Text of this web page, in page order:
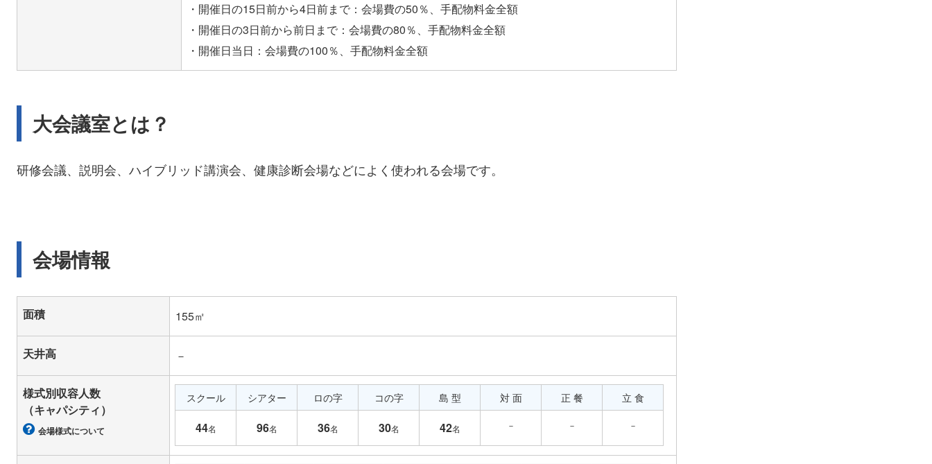
・開催日の15日前から4日前まで：会場費の50％、手配物料金全額
・開催日の3日前から前日まで：会場費の80％、手配物料金全額
大会議室とは？
研修会議、説明会、ハイブリッド講演会、健康診断会場などによく使われる会場です。
会場情報
面積 155㎡
天井高 －
様式別収容人数
（キャパシティ）
会場様式について
スクール
44名
シアター
96名
ロの字
36名
コの字
30名
島 型
42名
対 面
－
正 餐
－
立 食
－